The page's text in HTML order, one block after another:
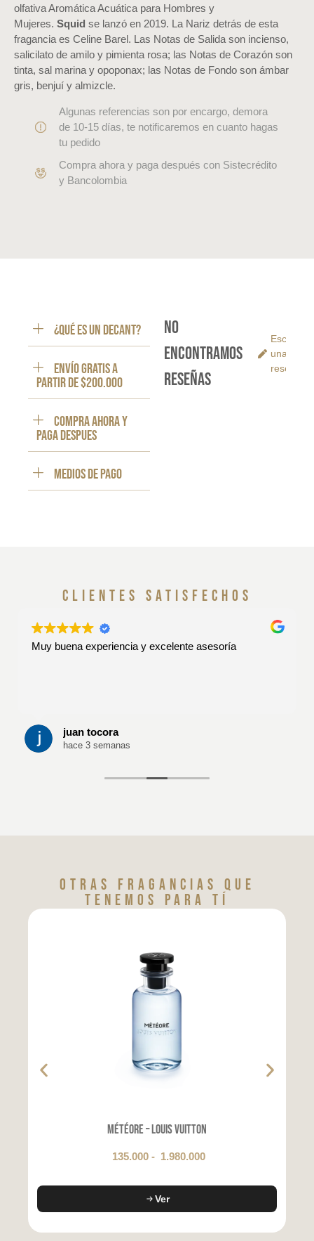
olfativa Aromática Acuática para Hombres y
Mujeres. Squid se lanzó en 2019. La Nariz detrás de esta
fragancia es Celine Barel. Las Notas de Salida son incienso,
salicilato de amilo y pimienta rosa; las Notas de Corazón son
tinta, sal marina y opoponax; las Notas de Fondo son ámbar
gris, benjuí y almizcle.
Algunas referencias son por encargo, demora
de 10-15 días, te notificaremos en cuanto hagas
tu pedido
Compra ahora y paga después con Sistecrédito
y Bancolombia
¿Qué es un decant?
ENVÍO GRATIS a
partir de $200.000
Compra ahora y
paga despues
Medios de pago
No
encontramos
reseñas
Escribe
una
reseña
clientes satisfechos
Muy buena experiencia y excelente asesoría
juan tocora
hace 3 semanas
Otras fragancias que
tenemos para tí
Météore – Louis Vuitton
135.000 - 1.980.000
Ver